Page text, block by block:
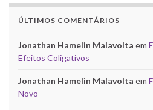
ÚLTIMOS COMENTÁRIOS
Jonathan Hamelin Malavolta em
Efeitos Coligativos
Jonathan Hamelin Malavolta em
Novo